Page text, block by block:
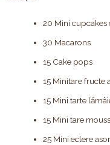
20 Mini
30 Macarons
15 Cake pops
15 Minitare fructe
15 Mini tarte
15 Mini tare
25 Mini eclere